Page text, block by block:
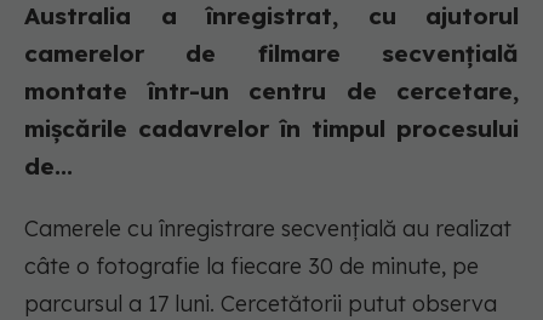
Australia a înregistrat, cu ajutorul
camerelor de filmare secvenţială
montate într-un centru de cercetare,
mişcările cadavrelor în timpul procesului
de...
Camerele cu înregistrare secvenţială au realizat
câte o fotografie la fiecare 30 de minute, pe
parcursul a 17 luni. Cercetătorii putut observa